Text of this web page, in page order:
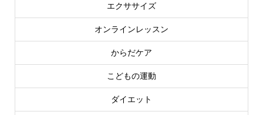
エクササイズ
オンラインレッスン
からだケア
こどもの運動
ダイエット